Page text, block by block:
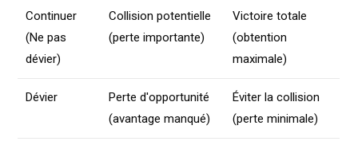
Continuer
(Ne pas
dévier)
Collision potentielle
(perte importante)
Victoire totale
(obtention
maximale)
Dévier
Perte d'opportunité
(avantage manqué)
Éviter la collision
(perte minimale)